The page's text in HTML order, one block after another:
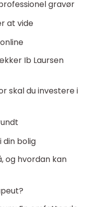
gravør
at vide
Ib Laursen
skal du investere i
din bolig
og hvordan kan